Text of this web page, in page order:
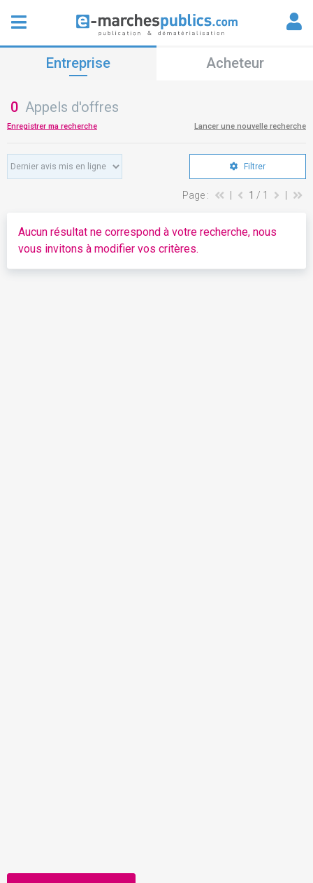
Entreprise Acheteur
0 Appels d'offres
Enregistrer ma recherche Lancer une nouvelle recherche
Filtrer
Page : 1 / 1
Aucun résultat ne correspond à votre recherche, nous
vous invitons à modifier vos critères.